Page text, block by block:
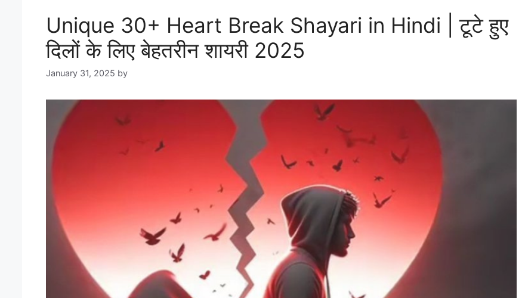
Unique 30+ Heart Break Shayari in Hindi | टूटे हुए
दिलों के लिए बेहतरीन शायरी 2025
January 31, 2025 by